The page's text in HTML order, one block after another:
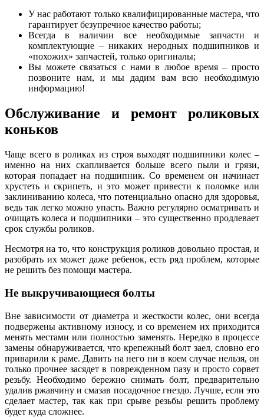
У нас работают только квалифицированные мастера, что
гарантирует безупречное качество работы;
Всегда в наличии все необходимые запчасти и
комплектующие – никаких неродных подшипников и
«похожих» запчастей, только оригиналы;
Вы можете связаться с нами в любое время – просто
позвоните нам, и мы дадим вам всю необходимую
информацию!
Обслуживание и ремонт роликовых
коньков
Чаще всего в роликах из строя выходят подшипники колес –
именно на них скапливается больше всего пыли и грязи,
которая попадает на подшипник. Со временем он начинает
хрустеть и скрипеть, и это может привести к поломке или
заклиниванию колеса, что потенциально опасно для здоровья,
ведь так легко можно упасть. Важно регулярно осматривать и
очищать колеса и подшипники – это существенно продлевает
срок службы роликов.
Несмотря на то, что конструкция роликов довольно простая, и
разобрать их может даже ребенок, есть ряд проблем, которые
не решить без помощи мастера.
Не выкручивающиеся болты
Вне зависимости от диаметра и жесткости колес, они всегда
подвержены активному износу, и со временем их приходится
менять местами или полностью заменять. Нередко в процессе
замены обнаруживается, что крепежный болт заел, словно его
приварили к раме. Давить на него ни в коем случае нельзя, он
только прочнее засядет в поврежденном пазу и просто сорвет
резьбу. Необходимо бережно снимать болт, предварительно
удалив ржавчину и смазав посадочное гнездо. Лучше, если это
сделает мастер, так как при срыве резьбы решить проблему
будет куда сложнее.